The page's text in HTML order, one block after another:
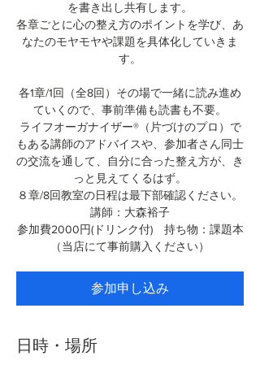
を書き出し共有します。
各章ごとに心の整え方のポイントを学び、あ
なたのモヤモヤや課題を具体化していきま
す。
各1章/1回（全8回）その場で一緒に読み進め
ていくので、事前準備も読書も不要。
ライフオーガナイザー®（片づけのプロ）で
もある講師のアドバイスや、参加者さん同士
の交流を通して、自分に合った整え方が、き
っと見えてくるはず。
８章/8回教室の日程は最下部確認ください。
講師：大森裕子
参加費2000円(ドリンク付) 持ち物：課題本
（当店にて事前購入ください）
参加申し込み
日時・場所